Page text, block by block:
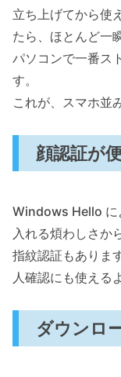
立ち上げてから使
たら、ほとんど一
パソコンで一番ス
す。
これが、スマホ並
顔認証が
Windows Hello に
入れる煩わしさか
指紋認証もありま
人確認にも使える
ダウンロ